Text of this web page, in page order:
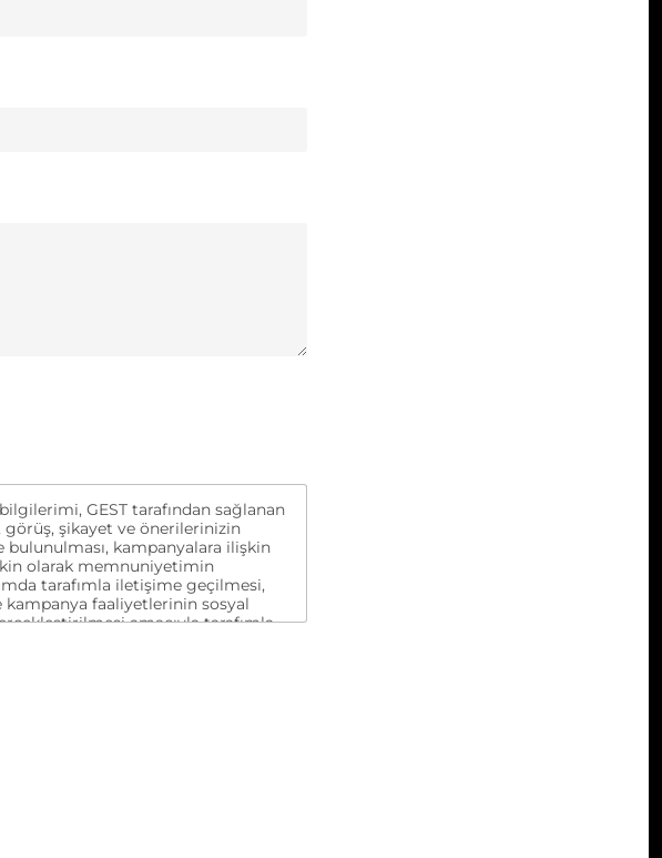
GEST tarafından sağlanan
görüş, şikayet ve önerilerinizin
kampanyalara ilişkin
olarak memnuniyetimin
tarafımla iletişime geçilmesi,
kampanya faaliyetlerinin sosyal
amacıyla tarafımla